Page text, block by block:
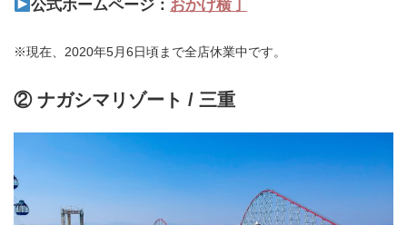
公式ホームページ： おかげ横丁
※現在、2020年5月6日頃まで全店休業中です。
② ナガシマリゾート / 三重